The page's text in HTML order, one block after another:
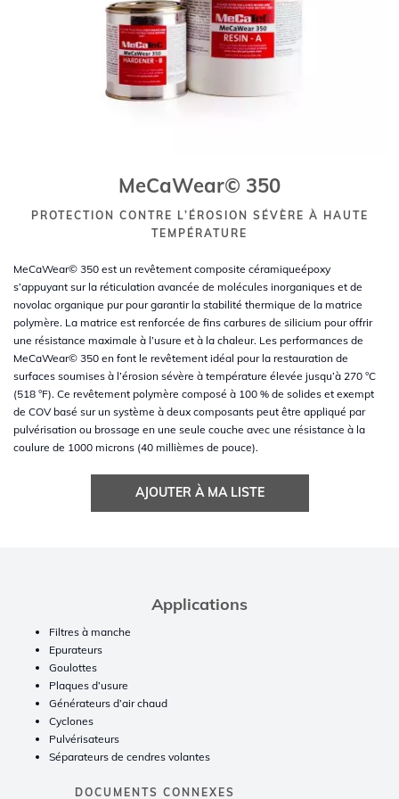
MeCaWear© 350
PROTECTION CONTRE L’ÉROSION SÉVÈRE À HAUTE
TEMPÉRATURE
MeCaWear© 350 est un revêtement composite céramiqueépoxy
s’appuyant sur la réticulation avancée de molécules inorganiques et de
novolac organique pur pour garantir la stabilité thermique de la matrice
polymère. La matrice est renforcée de fins carbures de silicium pour offrir
une résistance maximale à l’usure et à la chaleur. Les performances de
MeCaWear© 350 en font le revêtement idéal pour la restauration de
surfaces soumises à l’érosion sévère à température élevée jusqu’à 270 °C
(518 °F). Ce revêtement polymère composé à 100 % de solides et exempt
de COV basé sur un système à deux composants peut être appliqué par
pulvérisation ou brossage en une seule couche avec une résistance à la
coulure de 1000 microns (40 millièmes de pouce).
AJOUTER À MA LISTE
Applications
Filtres à manche
Epurateurs
Goulottes
Plaques d’usure
Générateurs d’air chaud
Cyclones
Pulvérisateurs
Séparateurs de cendres volantes
DOCUMENTS CONNEXES